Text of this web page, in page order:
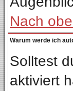
Nach
Warum werde ich
Solltest
aktiviert